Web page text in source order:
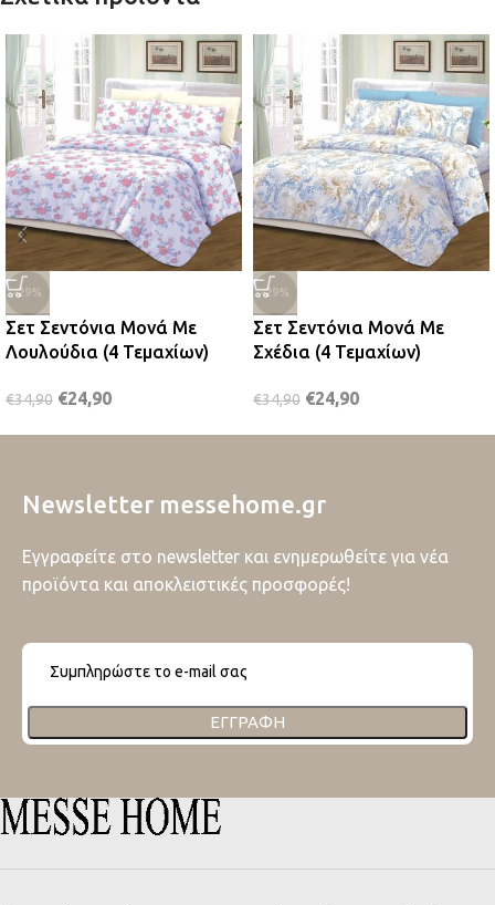
-29%
Σετ Σεντόνια Μονά Με
Λουλούδια (4 Τεμαχίων)
€34,90 €24,90
-29%
Σετ Σεντόνια Μονά Με
Σχέδια (4 Τεμαχίων)
€34,90 €24,90
Newsletter messehome.gr
Εγγραφείτε στο newsletter και ενημερωθείτε για νέα
προϊόντα και αποκλειστικές προσφορές!
ΕΓΓΡΑΦΉ